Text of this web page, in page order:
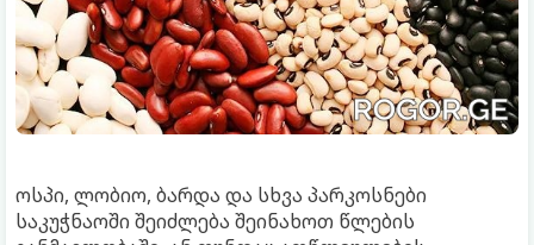
ოსპი, ლობიო, ბარდა და სხვა პარკოსნები
საკუჭნაოში შეიძლება შეინახოთ წლების